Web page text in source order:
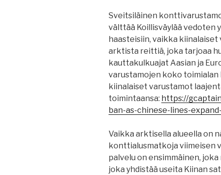
Sveitsiläinen
välttää Koillisväylää vedoten
haasteisiin, vaikka
arktista reittiä, joka tarjoaa
kauttakulkuajat Aasian ja
varustamojen koko
kiinalaiset varustamot
toimintaansa: https://
ban-as-chinese-lines-
Vaikka arktisella alueella on
konttialusmatkoja viimeisen
palvelu on ensimmäinen,
joka yhdistää useita Kiinan